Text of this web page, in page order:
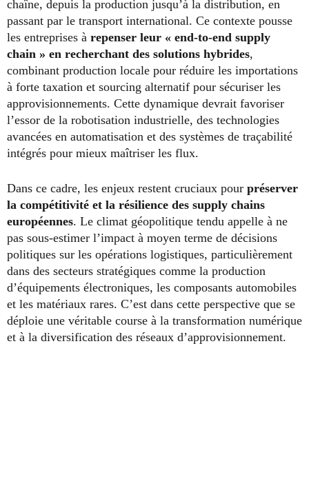
chaîne, depuis la production jusqu’à la distribution, en
passant par le transport international. Ce contexte pousse
les entreprises à repenser leur « end-to-end supply
chain » en recherchant des solutions hybrides,
combinant production locale pour réduire les importations
à forte taxation et sourcing alternatif pour sécuriser les
approvisionnements. Cette dynamique devrait favoriser
l’essor de la robotisation industrielle, des technologies
avancées en automatisation et des systèmes de traçabilité
intégrés pour mieux maîtriser les flux.
Dans ce cadre, les enjeux restent cruciaux pour préserver
la compétitivité et la résilience des supply chains
européennes. Le climat géopolitique tendu appelle à ne
pas sous-estimer l’impact à moyen terme de décisions
politiques sur les opérations logistiques, particulièrement
dans des secteurs stratégiques comme la production
d’équipements électroniques, les composants automobiles
et les matériaux rares. C’est dans cette perspective que se
déploie une véritable course à la transformation numérique
et à la diversification des réseaux d’approvisionnement.